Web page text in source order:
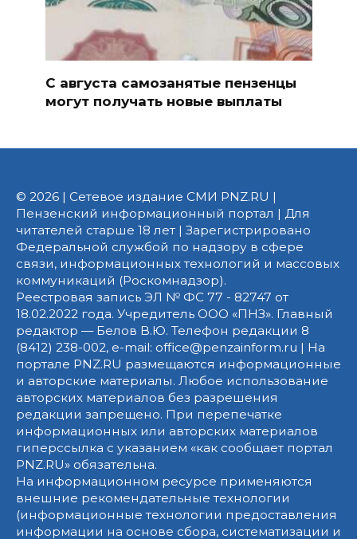
С августа самозанятые пензенцы
могут получать новые выплаты
© 2026 | Сетевое издание СМИ PNZ.RU |
Пензенский информационный портал | Для
читателей старше 18 лет | Зарегистрировано
Федеральной службой по надзору в сфере
связи, информационных технологий и массовых
коммуникаций (Роскомнадзор).
Реестровая запись ЭЛ № ФС 77 - 82747 от
18.02.2022 года. Учредитель ООО «ПНЗ». Главный
редактор — Белов В.Ю. Телефон редакции 8
(8412) 238-002, e-mail: office@penzainform.ru | На
портале PNZ.RU размещаются информационные
и авторские материалы. Любое использование
авторских материалов без разрешения
редакции запрещено. При перепечатке
информационных или авторских материалов
гиперссылка с указанием «как сообщает портал
PNZ.RU» обязательна.
На информационном ресурсе применяются
внешние рекомендательные технологии
(информационные технологии предоставления
информации на основе сбора, систематизации и